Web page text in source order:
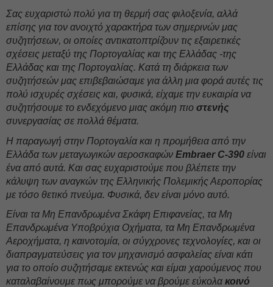
Σας ευχαριστώ πολύ για τη θερμή σας φιλοξενία, αλλά
επίσης για τον ανοιχτό χαρακτήρα των σημερινών μας
συζητήσεων, οι οποίες αντικατοπτρίζουν τις εξαιρετικές
σχέσεις μεταξύ της Πορτογαλίας και της Ελλάδας -της
Ελλάδας και της Πορτογαλίας. Κατά τη διάρκεια των
συζητήσεών μας επιβεβαιώσαμε για άλλη μια φορά αυτές τις
πολύ ισχυρές σχέσεις και, φυσικά, είχαμε την ευκαιρία να
συζητήσουμε το ενδεχόμενο μιας ακόμη πιο στενής
συνεργασίας σε πολλά θέματα.
Η παραγωγή στην Πορτογαλία και η προμήθεια από την
Ελλάδα των μεταγωγικών αεροσκαφών Embraer C-390 είναι
ένα από αυτά. Και σας ευχαριστούμε που βλέπετε την
κάλυψη των αναγκών της Ελληνικής Πολεμικής Αεροπορίας
με τόσο θετικό πνεύμα. Φυσικά, δεν είναι μόνο αυτό.
Είναι τα Μη Επανδρωμένα Σκάφη Επιφανείας, τα Μη
Επανδρωμένα Υποβρύχια Οχήματα, τα Μη Επανδρωμένα
Αεροχήματα, η καινοτομία, οι σύγχρονες τεχνολογίες, και οι
διαπραγματεύσεις για τον μηχανισμό ασφαλείας είναι κάτι
για το οποίο συζητήσαμε εκτενώς και είμαι χαρούμενος που
καταλαβαίνουμε πως μπορούμε να βρούμε εύκολα κοινό